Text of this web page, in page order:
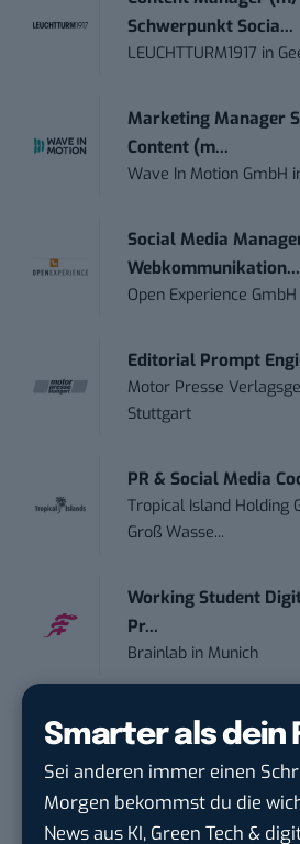
Smarter als dein
Sei anderen immer einen
Morgen bekommst du die
News aus KI, Green Tech &
Schwerpunkt Socia...
LEUCHTTURM1917 in
Marketing Manager
Content (m...
Wave In Motion GmbH
Social Media
Webkommunikation...
Open Experience GmbH
Editorial Prompt
Motor Presse
Stuttgart
PR & Social Media
Tropical Island Holding
Groß Wasse...
Working Student
Pr...
Brainlab in Munich
THEMEN: AUTO